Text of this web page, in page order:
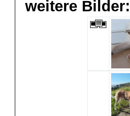
weitere Bilder: